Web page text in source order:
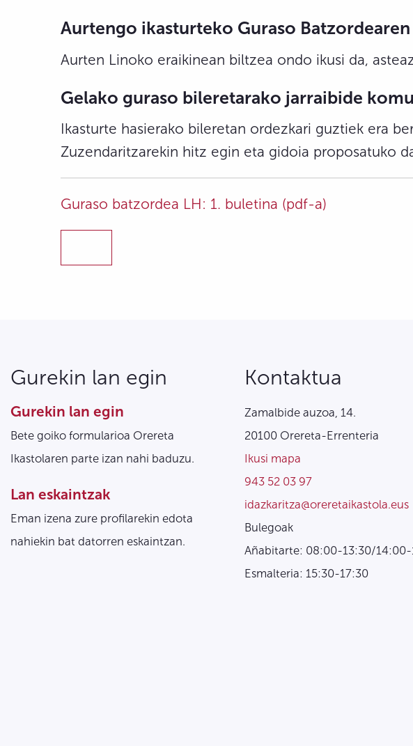
Aurtengo ikasturteko Guraso
Aurten Linoko eraikinean biltzea ondo ikusi da,
Gelako guraso bileretarako jarraibide
Ikasturte hasierako bileretan ordezkari guztiek era
Zuzendaritzarekin hitz egin eta gidoia proposatuko
Guraso batzordea LH: 1. buletina (pdf-a)
Gurekin lan egin
Gurekin lan egin
Bete goiko formularioa Orereta
Ikastolaren parte izan nahi baduzu.
Lan eskaintzak
Eman izena zure profilarekin edota
nahiekin bat datorren eskaintzan.
Kontaktua
Zamalbide auzoa, 14.
20100 Orereta-Errenteria
Ikusi mapa
943 52 03 97
idazkaritza@oreretaikastola.eus
Bulegoak
Añabitarte: 08:00-13:30/
Esmalteria: 15:30-17:30